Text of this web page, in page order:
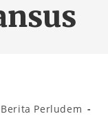
Berita Perludem